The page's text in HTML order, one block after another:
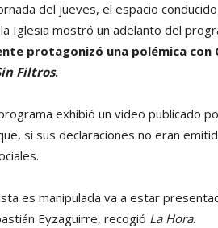
del jueves, el espacio
Iglesia mostró un adelanto del
protagonizó una polémica
Filtros.
exhibió un video publicado
si sus declaraciones no eran
es manipulada va a estar
Eyzaguirre, recogió La Hora.